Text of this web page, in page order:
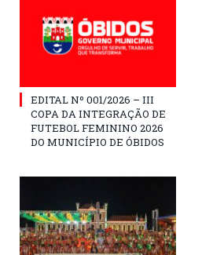
EDITAL Nº 001/2026 – III
COPA DA INTEGRAÇÃO DE
FUTEBOL FEMININO 2026
DO MUNICÍPIO DE ÓBIDOS